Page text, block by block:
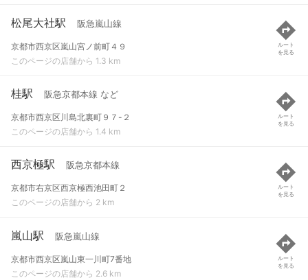
松尾大社駅 阪急嵐山線
京都市西京区嵐山宮ノ前町４９
このページの店舗から 1.3 km
ルート
を見る
桂駅 阪急京都本線 など
京都市西京区川島北裏町９７-２
このページの店舗から 1.4 km
ルート
を見る
西京極駅 阪急京都本線
京都市右京区西京極西池田町２
このページの店舗から 2 km
ルート
を見る
嵐山駅 阪急嵐山線
京都市西京区嵐山東一川町7番地
このページの店舗から 2.6 km
ルート
を見る